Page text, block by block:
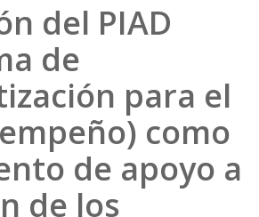
del PIAD
de
para el
como
de apoyo a
de los